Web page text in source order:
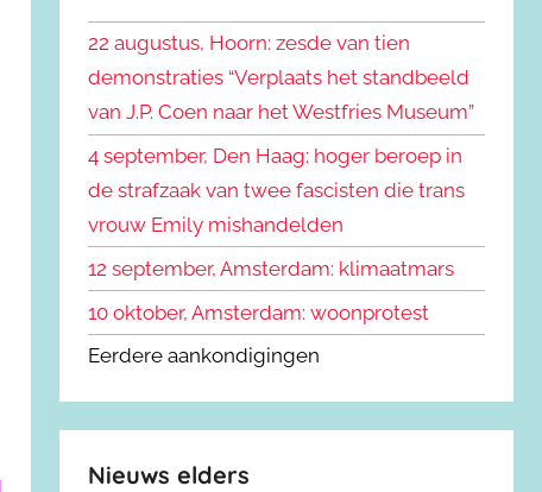
n
a
a
r
:
n
22 augustus, Hoorn: zesde van tien
demonstraties “Verplaats het standbeeld
van J.P. Coen naar het Westfries Museum”
4 september, Den Haag: hoger beroep in
de strafzaak van twee fascisten die trans
vrouw Emily mishandelden
12 september, Amsterdam: klimaatmars
10 oktober, Amsterdam: woonprotest
Eerdere aankondigingen
Nieuws elders